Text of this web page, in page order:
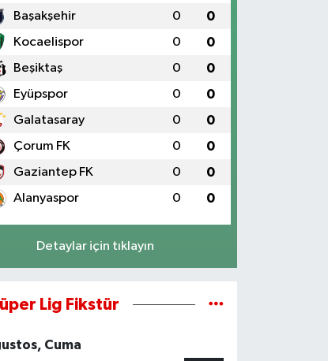
Başakşehir 0 0
Kocaelispor 0 0
Beşiktaş 0 0
Eyüpspor 0 0
Galatasaray 0 0
Çorum FK 0 0
Gaziantep FK 0 0
Alanyaspor 0 0
Detaylar için tıklayın
Lig Fikstür
Cuma